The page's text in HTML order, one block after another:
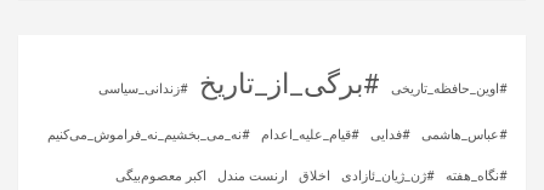
#اوین_حافظه_تاریخی #برگی_از_تاریخ #زندانی_سیاسی
#عباس_هاشمی #فدایی #قیام_علیه_اعدام #نه_می_بخشیم_نه_فراموش_می‌کنیم
#نگاه_هفته #ژن_ژیان_ئازادی اخلاق ارنست مندل اکبر معصوم‌بیگی